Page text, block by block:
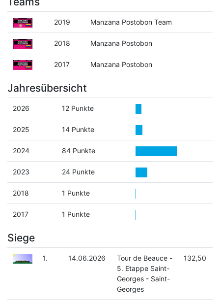
2019 Manzana Postobon Team
2018 Manzana Postobon
2017 Manzana Postobon
Jahresübersicht
2026 12 Punkte
2025 14 Punkte
2024 84 Punkte
2023 24 Punkte
2018 1 Punkte
2017 1 Punkte
Siege
1. 14.06.2026
Tour de Beauce -
5. Etappe Saint-
Georges - Saint-
Georges
132,50